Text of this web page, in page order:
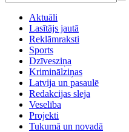
Aktuāli
Lasītājs jautā
Reklāmraksti
Sports
Dzīvesziņa
Kriminālziņas
Latvija un pasaulē
Redakcijas sleja
Veselība
Projekti
Tukumā un novadā